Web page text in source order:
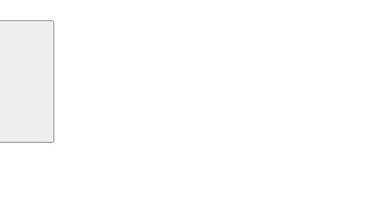
Будем направлять вам все наши специальные предложения и новости
Мы уже направляем вам все наши специальные предложения и новости